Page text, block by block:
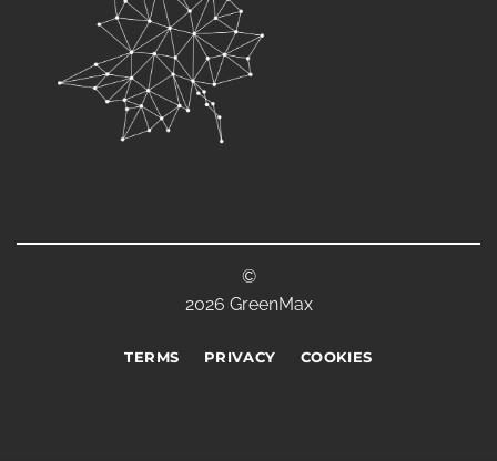
©
2026 GreenMax
TERMS PRIVACY COOKIES